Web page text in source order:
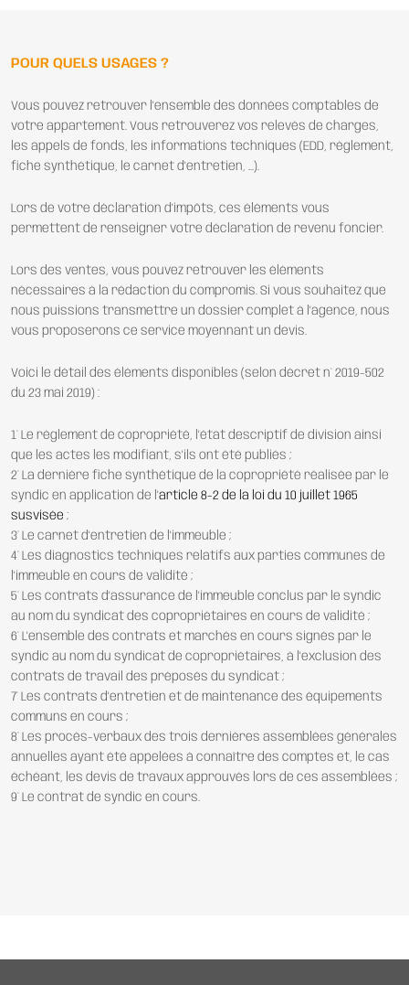
POUR QUELS USAGES ?
Vous pouvez retrouver l'ensemble des données comptables de
votre appartement. Vous retrouverez vos relevés de charges,
les appels de fonds, les informations techniques (EDD, règlement,
fiche synthétique, le carnet d'entretien, ...).
Lors de votre déclaration d'impôts, ces éléments vous
permettent de renseigner votre déclaration de revenu foncier.
Lors des ventes, vous pouvez retrouver les éléments
nécessaires à la rédaction du compromis. Si vous souhaitez que
nous puissions transmettre un dossier complet à l'agence, nous
vous proposerons ce service moyennant un devis.
Voici le détail des éléments disponibles (selon décret n° 2019-502
du 23 mai 2019) :
1° Le règlement de copropriété, l'état descriptif de division ainsi
que les actes les modifiant, s'ils ont été publiés ;
2° La dernière fiche synthétique de la copropriété réalisée par le
syndic en application de l'article 8-2 de la loi du 10 juillet 1965
susvisée ;
3° Le carnet d'entretien de l'immeuble ;
4° Les diagnostics techniques relatifs aux parties communes de
l'immeuble en cours de validité ;
5° Les contrats d'assurance de l'immeuble conclus par le syndic
au nom du syndicat des copropriétaires en cours de validité ;
6° L'ensemble des contrats et marchés en cours signés par le
syndic au nom du syndicat de copropriétaires, à l'exclusion des
contrats de travail des préposés du syndicat ;
7° Les contrats d'entretien et de maintenance des équipements
communs en cours ;
8° Les procès-verbaux des trois dernières assemblées générales
annuelles ayant été appelées à connaître des comptes et, le cas
échéant, les devis de travaux approuvés lors de ces assemblées ;
9° Le contrat de syndic en cours.